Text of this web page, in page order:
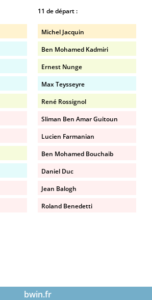
11 de départ :
Michel Jacquin
Ben Mohamed Kadmiri
Ernest Nunge
Max Teysseyre
René Rossignol
Sliman Ben Amar Guitoun
Lucien Farmanian
Ben Mohamed Bouchaib
Daniel Duc
Jean Balogh
Roland Benedetti
bwin.fr